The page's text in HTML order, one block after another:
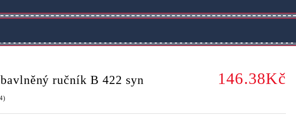
ručník B 422 syn 146.38Kč